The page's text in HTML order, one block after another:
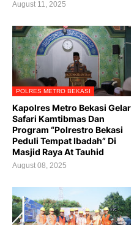
August 11, 2025
POLRES METRO BEKASI
Kapolres Metro Bekasi Gelar
Safari Kamtibmas Dan
Program “Polrestro Bekasi
Peduli Tempat Ibadah” Di
Masjid Raya At Tauhid
August 08, 2025